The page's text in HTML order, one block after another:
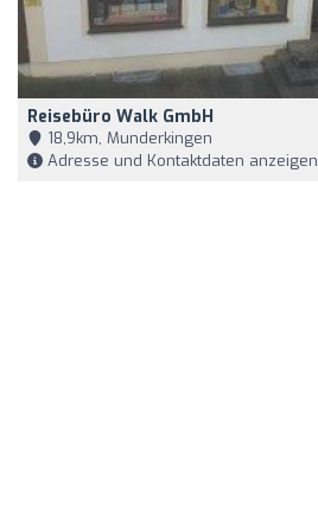
Reisebüro Walk GmbH
18,9km, Munderkingen
Adresse und Kontaktdaten anzeigen